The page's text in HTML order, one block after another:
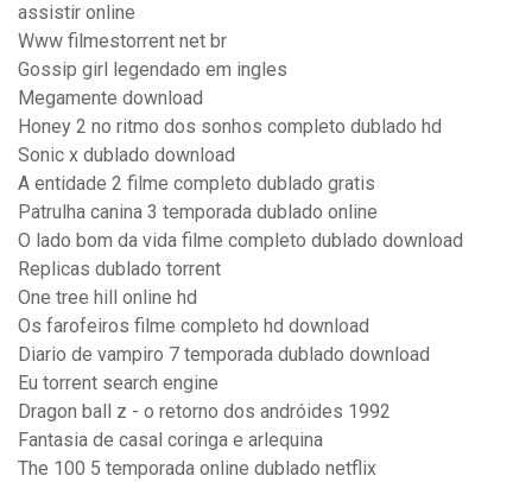
assistir online
Www filmestorrent net br
Gossip girl legendado em ingles
Megamente download
Honey 2 no ritmo dos sonhos completo dublado hd
Sonic x dublado download
A entidade 2 filme completo dublado gratis
Patrulha canina 3 temporada dublado online
O lado bom da vida filme completo dublado download
Replicas dublado torrent
One tree hill online hd
Os farofeiros filme completo hd download
Diario de vampiro 7 temporada dublado download
Eu torrent search engine
Dragon ball z - o retorno dos andróides 1992
Fantasia de casal coringa e arlequina
The 100 5 temporada online dublado netflix